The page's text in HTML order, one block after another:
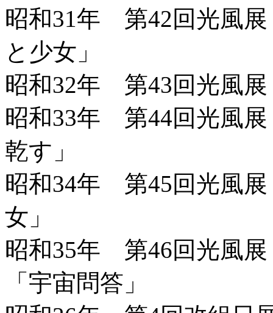
昭和31年 第42回光風展
と少女」
昭和32年 第43回光風展
昭和33年 第44回光風展
乾す」
昭和34年 第45回光風展
女」
昭和35年 第46回光風展
「宇宙問答」